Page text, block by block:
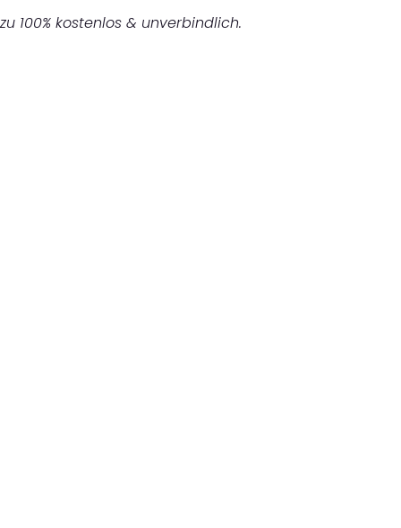
100% kostenlos & unverbindlich.